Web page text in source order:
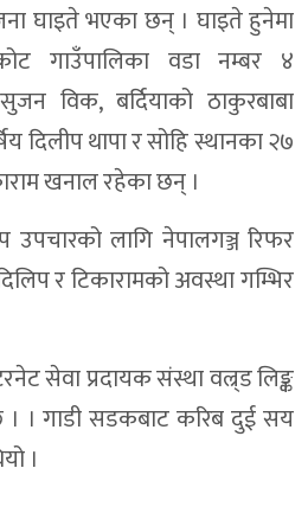
घाइते भएका छन् । घाइते हुनेमा
गाउँपालिका वडा नम्बर ४
विक, बर्दियाको ठाकुरबाबा
दिलीप थापा र सोहि स्थानका २७
खनाल रहेका छन् ।
लागि नेपालगञ्ज रिफर
र टिकारामको अवस्था गम्भिर
सेवा प्रदायक संस्था वल्र्ड लिङ्क
। गाडी सडकबाट करिब दुई सय
।